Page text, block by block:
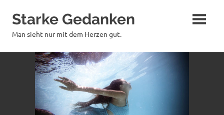
Inhalt
springen
Starke Gedanken
Man sieht nur mit dem Herzen gut.